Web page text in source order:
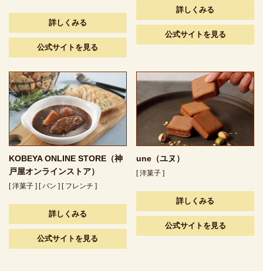
詳しくみる
公式サイトを見る
詳しくみる
公式サイトを見る
KOBEYA ONLINE STORE（神
戸屋オンラインストア）
[ 洋菓子 ] [ パン ] [ フレンチ ]
詳しくみる
公式サイトを見る
une（ユヌ）
[ 洋菓子 ]
詳しくみる
公式サイトを見る